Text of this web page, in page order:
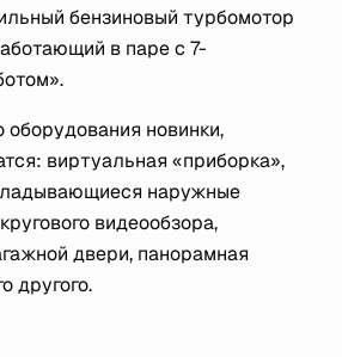
бензиновый турбомотор
в паре с 7-
оборудования новинки,
виртуальная «приборка»,
наружные
видеообзора,
двери, панорамная
другого.